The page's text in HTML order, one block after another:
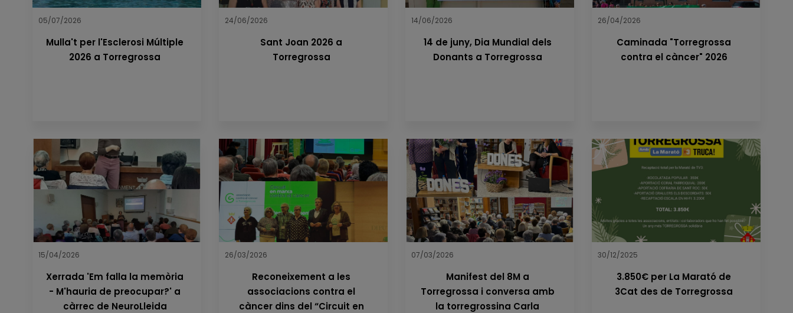
05/07/2026
Mulla't per l'Esclerosi Múltiple
2026 a Torregrossa
24/06/2026
Sant Joan 2026 a
Torregrossa
14/06/2026
14 de juny, Dia Mundial dels
Donants a Torregrossa
26/04/2026
Caminada "Torregrossa
contra el càncer" 2026
15/04/2026
Xerrada 'Em falla la memòria
- M'hauria de preocupar?' a
càrrec de NeuroLleida
26/03/2026
Reconeixement a les
associacions contra el
càncer dins del “Circuit en
07/03/2026
Manifest del 8M a
Torregrossa i conversa amb
la torregrossina Carla
30/12/2025
3.850€ per La Marató de
3Cat des de Torregrossa